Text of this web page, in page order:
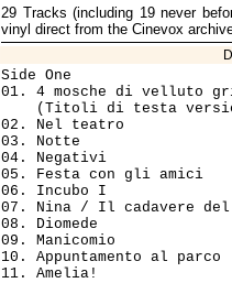
29 Tracks (including 19 never
vinyl direct from the Cinevox
Side One
01. 4 mosche di
(Titoli di testa
02. Nel teatro
03. Notte
04. Negativi
05. Festa con gli
06. Incubo I
07. Nina / Il cadavere
08. Diomede
09. Manicomio
10. Appuntamento al
11. Amelia!